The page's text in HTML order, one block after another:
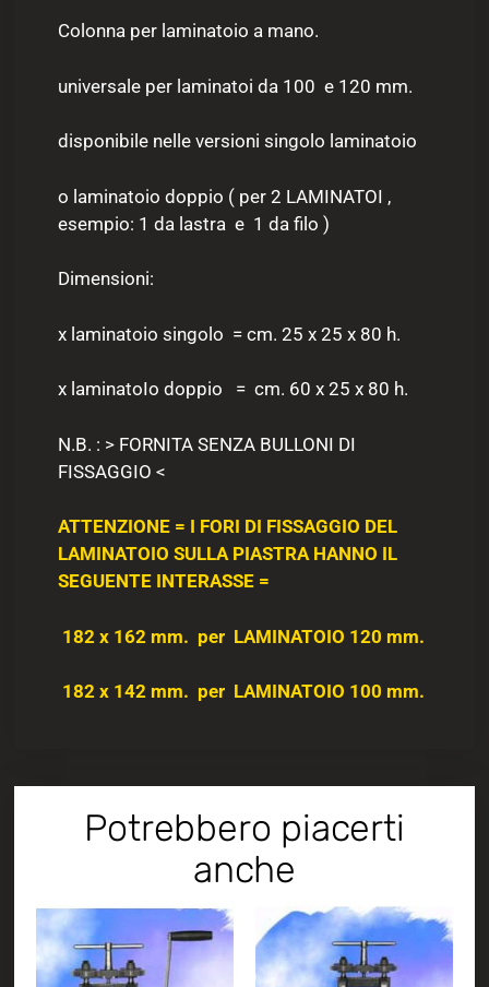
Colonna per laminatoio a mano.
universale per laminatoi da 100 e 120 mm.
disponibile nelle versioni singolo laminatoio
o laminatoio doppio ( per 2 LAMINATOI ,
esempio: 1 da lastra e 1 da filo )
Dimensioni:
x laminatoio singolo = cm. 25 x 25 x 80 h.
x laminatoIo doppio = cm. 60 x 25 x 80 h.
N.B. : > FORNITA SENZA BULLONI DI
FISSAGGIO <
ATTENZIONE = I FORI DI FISSAGGIO DEL
LAMINATOIO SULLA PIASTRA HANNO IL
SEGUENTE INTERASSE =
182 x 162 mm. per LAMINATOIO 120 mm.
182 x 142 mm. per LAMINATOIO 100 mm.
Potrebbero piacerti
anche